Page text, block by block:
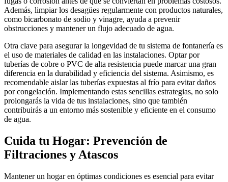
Además, limpiar los desagües regularmente con productos naturales,
como bicarbonato de sodio y vinagre, ayuda a prevenir
obstrucciones y mantener un flujo adecuado de agua.
Otra clave para asegurar la longevidad de tu sistema de fontanería es
el uso de materiales de calidad en las instalaciones. Optar por
tuberías de cobre o PVC de alta resistencia puede marcar una gran
diferencia en la durabilidad y eficiencia del sistema. Asimismo, es
recomendable aislar las tuberías expuestas al frío para evitar daños
por congelación. Implementando estas sencillas estrategias, no solo
prolongarás la vida de tus instalaciones, sino que también
contribuirás a un entorno más sostenible y eficiente en el consumo
de agua.
Cuida tu Hogar: Prevención de
Filtraciones y Atascos
Mantener un hogar en óptimas condiciones es esencial para evitar